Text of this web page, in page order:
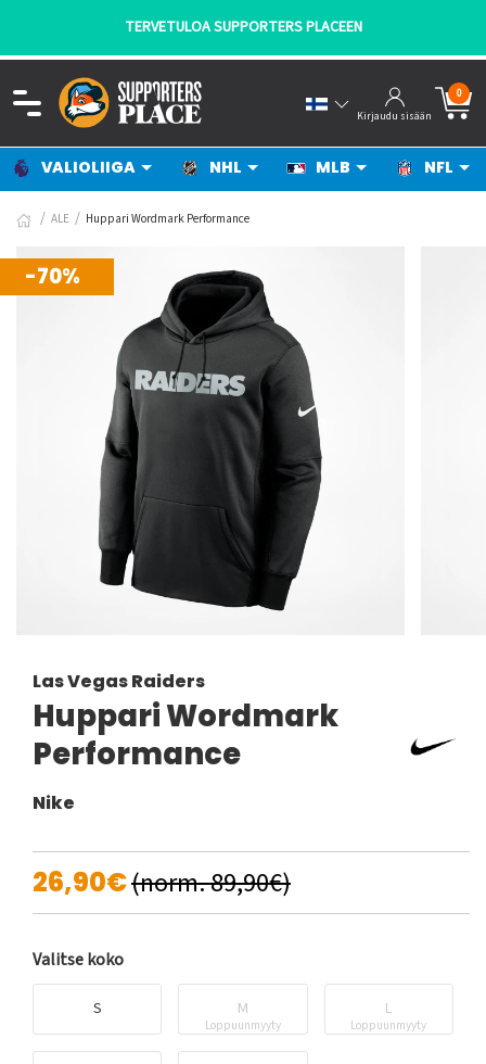
TERVETULOA SUPPORTERS PLACEEN
Kirjaudu sisään
0
VALIOLIIGA NHL MLB NFL
ALE Huppari Wordmark Performance
-70%
Las Vegas Raiders
Huppari Wordmark
Performance
Nike
26,90€(norm. 89,90€)
Valitse koko
S M
Loppuunmyyty
L
Loppuunmyyty